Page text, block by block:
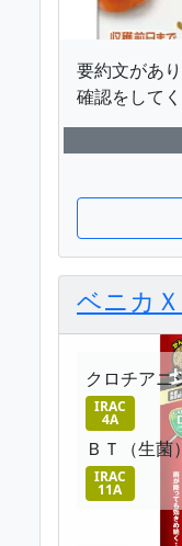
要約文があ
確認をしてく
ベニカ
クロチアニ
IRAC
4A
ＢＴ（生菌
IRAC
11A